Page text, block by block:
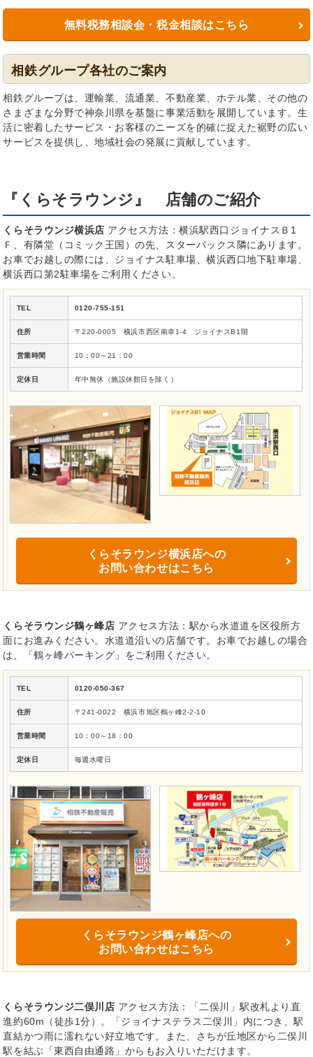
無料税務相談会・税金相談はこちら
相鉄グループ各社のご案内
相鉄グループは、運輸業、流通業、不動産業、ホテル業、その他の
さまざまな分野で神奈川県を基盤に事業活動を展開しています。生
活に密着したサービス・お客様のニーズを的確に捉えた裾野の広い
サービスを提供し、地域社会の発展に貢献しています。
『くらそラウンジ』 店舗のご紹介
くらそラウンジ横浜店 アクセス方法：横浜駅西口ジョイナスＢ1
Ｆ、有隣堂（コミック王国）の先、スターバックス隣にあります。
お車でお越しの際には、ジョイナス駐車場、横浜西口地下駐車場、
横浜西口第2駐車場をご利用ください。
TEL 0120-755-151
住所 〒220-0005 横浜市西区南幸1-4 ジョイナスB1階
営業時間 10：00～21：00
定休日 年中無休（施設休館日を除く）
くらそラウンジ横浜店への
お問い合わせはこちら
くらそラウンジ鶴ヶ峰店 アクセス方法：駅から水道道を区役所方
面にお進みください。水道道沿いの店舗です。お車でお越しの場合
は、「鶴ヶ峰パーキング」をご利用ください。
TEL 0120-050-367
住所 〒241-0022 横浜市旭区鶴ヶ峰2-2-10
営業時間 10：00～18：00
定休日 毎週水曜日
くらそラウンジ鶴ヶ峰店への
お問い合わせはこちら
くらそラウンジ二俣川店 アクセス方法：「二俣川」駅改札より直
進約60m（徒歩1分）。「ジョイナステラス二俣川」内につき、駅
直結かつ雨に濡れない好立地です。また、さちが丘地区から二俣川
駅を結ぶ「東西自由通路」からもお入りいただけます。